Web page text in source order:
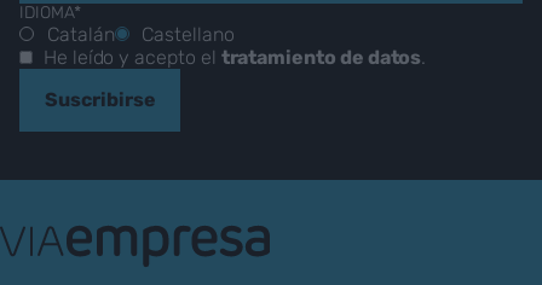
IDIOMA*
Catalán
Castellano
He leído y acepto el tratamiento de datos
Suscribirse